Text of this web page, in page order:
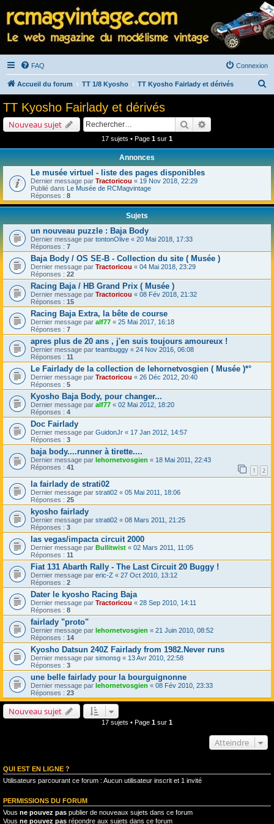
FAQ Connexion
Accueil du forum TT 1/8 Kyosho TT Kyosho Fairlady et dérivés
e
TT Kyosho Fairlady et dérivés
Nouveau sujet Rechercher
17 sujets • Page 1 sur 1
Annonces
Le musée virtuel - liste des pages disponibles
Dernier message par Tractoricou « 19 Nov 2018, 22:29
Publié dans Le Musée de RCMagvintage
Réponses : 8
Sujets
un nouveau puzzle : Baja Body
Dernier message par tontonOlive « 20 Mai 2018, 17:33
Réponses : 7
Baja Body / OS SE-B - Collection du site ( Musée )
Dernier message par Tractoricou « 04 Mai 2018, 23:29
Réponses : 22
Racing Baja / HB Grand Prix ( Musée )
Dernier message par Tractoricou « 08 Fév 2018, 21:32
Réponses : 15
Racing Baja Extra, la bête de course
Dernier message par alf77 « 25 Mai 2017, 16:18
Réponses : 7
apres plus de 20 ans , j'en suis toujours amoureux !
Dernier message par teambuggy « 24 Nov 2016, 06:08
Réponses : 11
Le Fairlady de la collection de lehornetvosgien ( Musée )*°
Dernier message par Tractoricou « 26 Déc 2012, 20:40
Réponses : 5
Kyosho Baja Body, pour changer...
Dernier message par alf77 « 02 Mai 2012, 18:20
Réponses : 4
Doc Fairlady
Dernier message par GuidonJr « 17 Jan 2012, 14:57
Réponses : 3
baja body....runner à tirette....
Dernier message par lehornetvosgien « 18 Mai 2011, 22:43
Réponses : 41 1 2
la fairlady de strati02
Dernier message par strati02 « 05 Mai 2011, 18:06
Réponses : 25
kyosho fairlady
Dernier message par strati02 « 08 Mars 2011, 21:25
Réponses : 3
las vegas/impacta circuit 2000
Dernier message par Bullitwist « 02 Mars 2011, 11:05
Réponses : 11
Fiat 131 Abarth Rally - The Last Circuit 20 Buggy !
Dernier message par eric-Z « 27 Oct 2010, 13:12
Réponses : 2
Dater le kyosho Racing Baja
Dernier message par Tractoricou « 28 Sep 2010, 14:11
Réponses : 8
fairlady "proto"
Dernier message par lehornetvosgien « 21 Juin 2010, 08:52
Réponses : 14
Kyosho Datsun 240Z Fairlady from 1982.Never runs
Dernier message par simonsg « 13 Avr 2010, 22:58
Réponses : 3
une belle fairlady pour la bourguignonne
Dernier message par lehornetvosgien « 08 Fév 2010, 23:33
Réponses : 23
Nouveau sujet
17 sujets • Page 1 sur 1
Atteindre
QUI EST EN LIGNE ?
Utilisateurs parcourant ce forum : Aucun utilisateur inscrit et 1 invité
PERMISSIONS DU FORUM
Vous ne pouvez pas publier de nouveaux sujets dans ce forum
Vous ne pouvez pas répondre aux sujets dans ce forum